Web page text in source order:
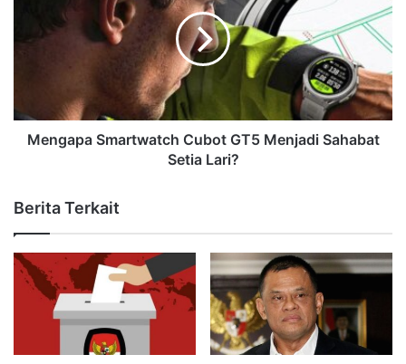
Mengapa Smartwatch Cubot GT5 Menjadi Sahabat
Setia Lari?
Berita Terkait